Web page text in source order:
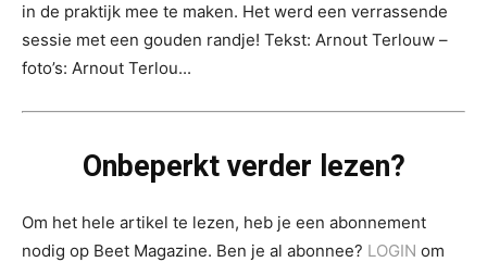
in de praktijk mee te maken. Het werd een verrassende
sessie met een gouden randje! Tekst: Arnout Terlouw –
foto’s: Arnout Terlou...
Onbeperkt verder lezen?
Om het hele artikel te lezen, heb je een abonnement
nodig op Beet Magazine. Ben je al abonnee? LOGIN om